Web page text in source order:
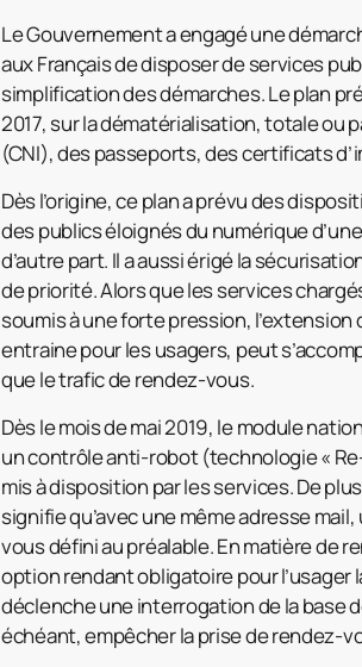
Le Gouvernement a engagé une
aux Français de disposer de services
simplification des démarches. Le plan
2017, sur la dématérialisation, totale ou
(CNI), des passeports, des certificats
Dès l’origine, ce plan a prévu des
des publics éloignés du numérique
d’autre part. Il a aussi érigé la
de priorité. Alors que les services
soumis à une forte pression,
entraine pour les usagers, peut
que le trafic de rendez-vous.
Dès le mois de mai 2019, le module
un contrôle anti-robot (technologie «
mis à disposition par les services. De
signifie qu’avec une même adresse
vous défini au préalable. En matière de
option rendant obligatoire pour l’usager
déclenche une interrogation de la base
échéant, empêcher la prise de rendez-